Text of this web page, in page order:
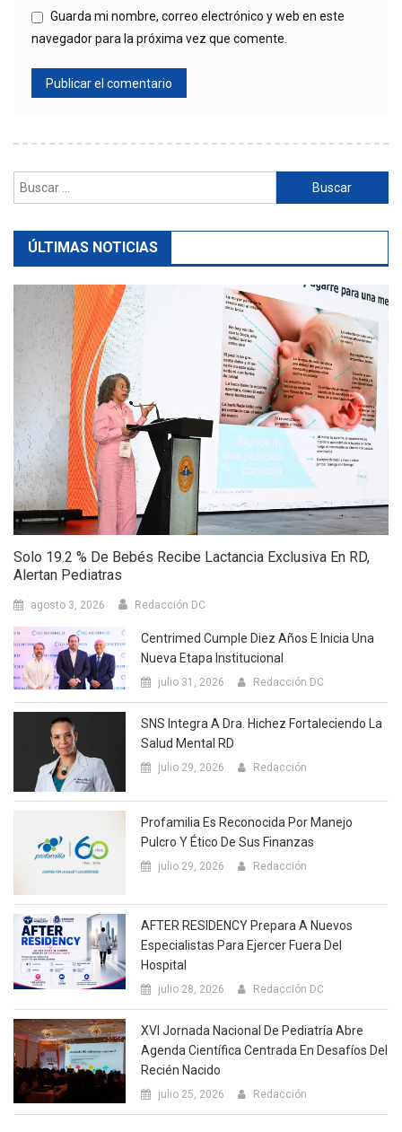
Guarda mi nombre, correo electrónico y web en este
navegador para la próxima vez que comente.
Buscar:
ÚLTIMAS NOTICIAS
Solo 19.2 % De Bebés Recibe Lactancia Exclusiva En RD,
Alertan Pediatras
agosto 3, 2026 Redacción DC
Centrimed Cumple Diez Años E Inicia Una
Nueva Etapa Institucional
julio 31, 2026 Redacción DC
SNS Integra A Dra. Hichez Fortaleciendo La
Salud Mental RD
julio 29, 2026 Redacción
Profamilia Es Reconocida Por Manejo
Pulcro Y Ético De Sus Finanzas
julio 29, 2026 Redacción
AFTER RESIDENCY Prepara A Nuevos
Especialistas Para Ejercer Fuera Del
Hospital
julio 28, 2026 Redacción DC
XVI Jornada Nacional De Pediatría Abre
Agenda Científica Centrada En Desafíos Del
Recién Nacido
julio 25, 2026 Redacción